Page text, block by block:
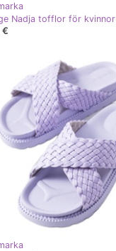
Nadja tofflor för kvinnor
€